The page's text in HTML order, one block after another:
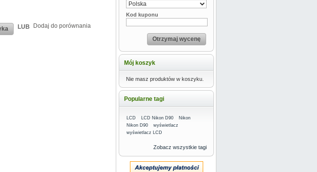
LUB Dodaj do porównania
Kod kuponu
Otrzymaj wycenę
Mój koszyk
Nie masz produktów w koszyku.
Popularne tagi
LCD LCD Nikon D90
Nikon
Nikon D90
wyświetlacz
wyświetlacz LCD
Zobacz wszystkie tagi